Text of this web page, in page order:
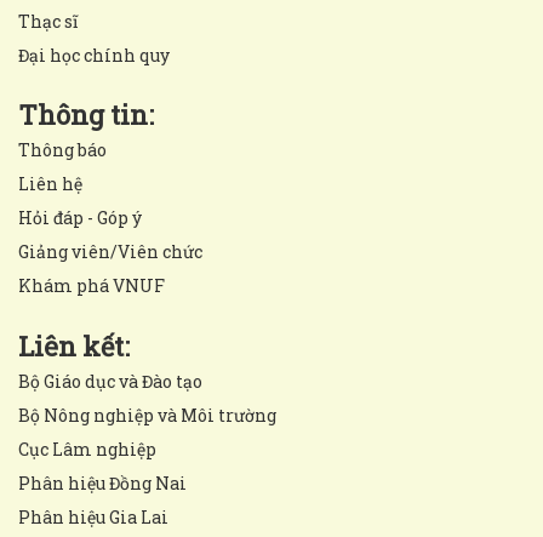
Thạc sĩ
Đại học chính quy
Thông tin:
Thông báo
Liên hệ
Hỏi đáp - Góp ý
Giảng viên/Viên chức
Khám phá VNUF
Liên kết:
Bộ Giáo dục và Đào tạo
Bộ Nông nghiệp và Môi trường
Cục Lâm nghiệp
Phân hiệu Đồng Nai
Phân hiệu Gia Lai